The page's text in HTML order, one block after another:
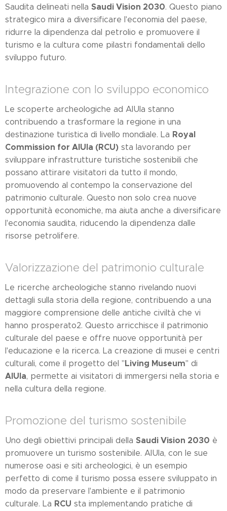
Saudita delineati nella Saudi Vision 2030. Questo piano
strategico mira a diversificare l'economia del paese,
ridurre la dipendenza dal petrolio e promuovere il
turismo e la cultura come pilastri fondamentali dello
sviluppo futuro.
Integrazione con lo sviluppo economico
Le scoperte archeologiche ad AlUla stanno
contribuendo a trasformare la regione in una
destinazione turistica di livello mondiale. La Royal
Commission for AlUla (RCU) sta lavorando per
sviluppare infrastrutture turistiche sostenibili che
possano attirare visitatori da tutto il mondo,
promuovendo al contempo la conservazione del
patrimonio culturale. Questo non solo crea nuove
opportunità economiche, ma aiuta anche a diversificare
l'economia saudita, riducendo la dipendenza dalle
risorse petrolifere.
Valorizzazione del patrimonio culturale
Le ricerche archeologiche stanno rivelando nuovi
dettagli sulla storia della regione, contribuendo a una
maggiore comprensione delle antiche civiltà che vi
hanno prosperato2. Questo arricchisce il patrimonio
culturale del paese e offre nuove opportunità per
l'educazione e la ricerca. La creazione di musei e centri
culturali, come il progetto del "Living Museum" di
AlUla, permette ai visitatori di immergersi nella storia e
nella cultura della regione.
Promozione del turismo sostenibile
Uno degli obiettivi principali della Saudi Vision 2030 è
promuovere un turismo sostenibile. AlUla, con le sue
numerose oasi e siti archeologici, è un esempio
perfetto di come il turismo possa essere sviluppato in
modo da preservare l'ambiente e il patrimonio
culturale. La RCU sta implementando pratiche di